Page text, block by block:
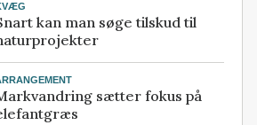
kan man søge tilskud til
sætter fokus på